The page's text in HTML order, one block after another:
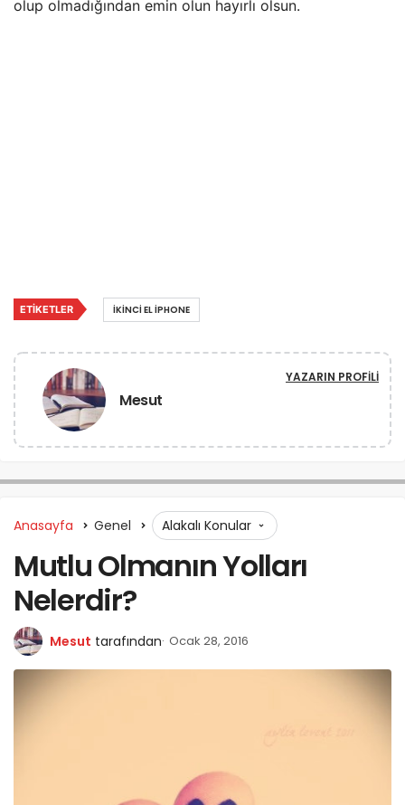
olup olmadığından emin olun hayırlı olsun.
ETIKETLER IKINCI EL IPHONE
Mesut
YAZARIN PROFILI
Anasayfa Genel Alakalı Konular
Mutlu Olmanın Yolları
Nelerdir?
Mesut tarafından Ocak 28, 2016